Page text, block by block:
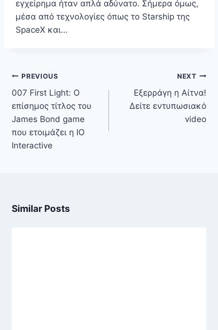
εγχείρημα ήταν απλά αδύνατο. Σήμερα όμως,
μέσα από τεχνολογίες όπως το Starship της
SpaceX και…
Πλοήγηση
άρθρων
PREVIOUS
007 First Light: Ο
επίσημος τίτλος του
James Bond game
που ετοιμάζει η IO
Interactive
NEXT
Εξερράγη η Αίτνα!
Δείτε εντυπωσιακό
video
Similar Posts